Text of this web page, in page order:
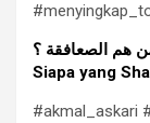
Siapa yang
#akmal_askari